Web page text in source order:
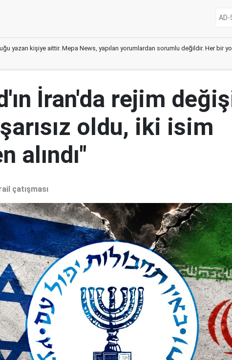
yazan kişiye aittir. Mepa News, yapılan yorumlardan sorumlu değildir. Her bir
İran'da rejim
oldu, iki isim
alındı"
çatışması